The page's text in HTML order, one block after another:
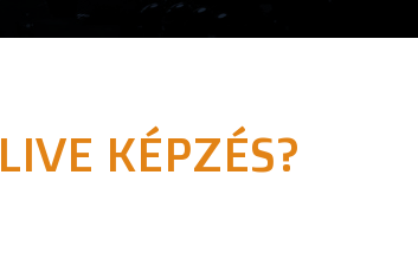
KÉPZÉS?